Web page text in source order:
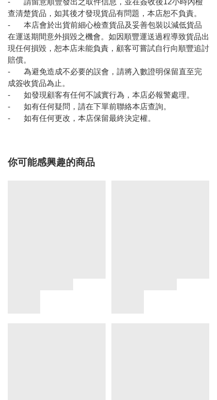
- 請留意順豐發出之取件信息，並在簽收後12小時內檢
查清楚貨品，如其後才發現貨品有問題，本店恕不負責。
- 本店會於出貨前細心檢查貨品及妥善包裝以減低貨品
在運送期間意外損毀之機會。如因順豐運送過程導致貨品出
現任何損毀，恕本店未能負責，顧客可嘗試自行向順豐追討
賠償。
- 為避免造成不必要的誤會，請將入數證明保留直至完
成簽收貨品為止。
- 如發現顧客有任何不誠實行為，本店必報警處理。
- 如有任何疑問，請在下單前聯絡本店查詢。
- 如有任何更改，本店保留最終決定權。
你可能感興趣的商品